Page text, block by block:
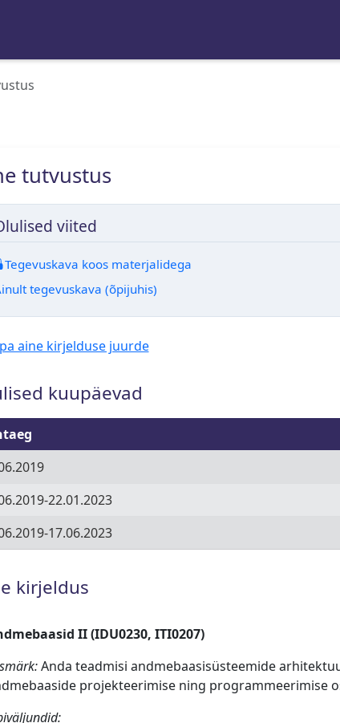
tutvustus
viited
Tegevuskava koos materjalidega
tegevuskava (õpijuhis)
aine kirjelduse juurde
kuupäevad
22.01.2023
17.06.2023
kirjeldus
II (IDU0230, ITI0207)
Anda teadmisi andmebaasisüsteemide
projekteerimise ning programmeerimise